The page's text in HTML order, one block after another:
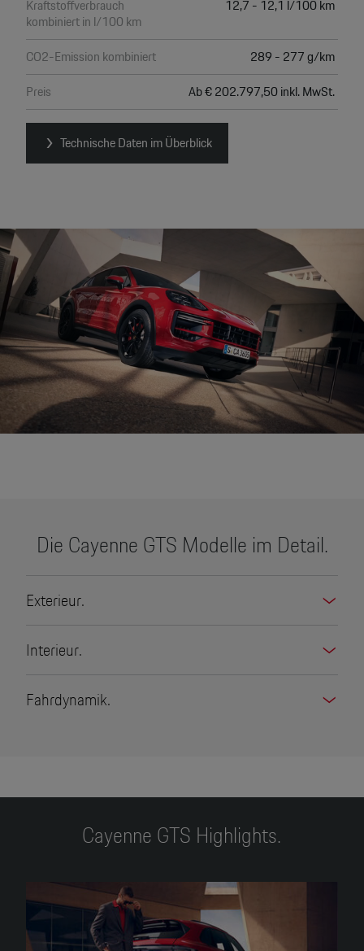
Kraftstoffverbrauch
kombiniert in l/100 km
12,7 - 12,1 l/100 km
CO2-Emission kombiniert
289 - 277 g/km
Preis
Ab € 202.797,50 inkl. MwSt.
Technische Daten im Überblick
Video
Player
None
Die Cayenne GTS Modelle im Detail.
Exterieur.
Interieur.
Fahrdynamik.
Cayenne GTS Highlights.